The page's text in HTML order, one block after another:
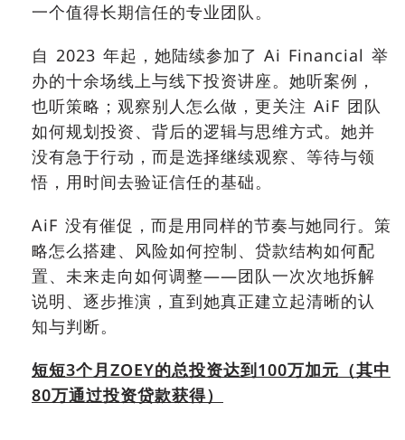
一个值得长期信任的专业团队。
自 2023 年起，她陆续参加了 Ai Financial 举
办的十余场线上与线下投资讲座。她听案例，
也听策略；观察别人怎么做，更关注 AiF 团队
如何规划投资、背后的逻辑与思维方式。她并
没有急于行动，而是选择继续观察、等待与领
悟，用时间去验证信任的基础。
AiF 没有催促，而是用同样的节奏与她同行。策
略怎么搭建、风险如何控制、贷款结构如何配
置、未来走向如何调整——团队一次次地拆解
说明、逐步推演，直到她真正建立起清晰的认
知与判断。
短短3个月ZOEY的总投资达到 100万加元（其中
80万通过投资贷款获得）